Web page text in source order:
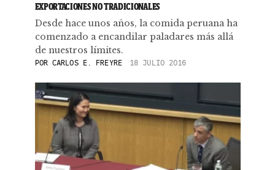
EXPORTACIONES NO TRADICIONALES
Desde hace unos años, la comida peruana ha
comenzado a encandilar paladares más allá
de nuestros límites.
PORCARLOS E. FREYRE 18 JULIO 2016